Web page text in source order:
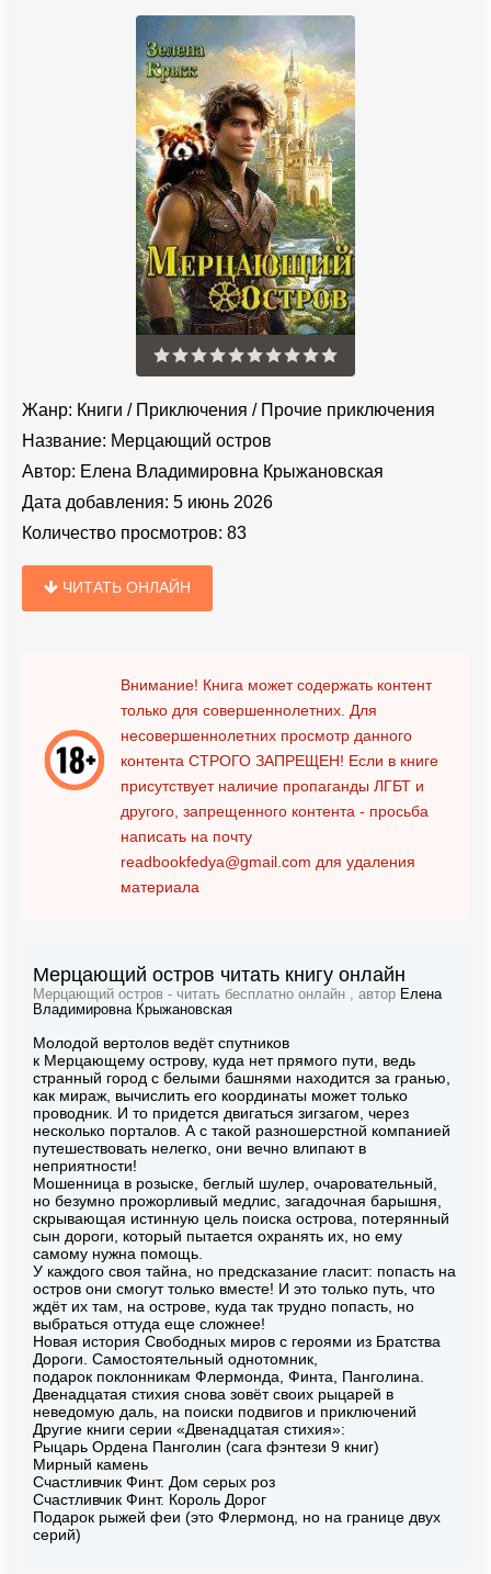
Жанр: Книги / Приключения / Прочие приключения
Название: Мерцающий остров
Автор: Елена Владимировна Крыжановская
Дата добавления: 5 июнь 2026
Количество просмотров: 83
ЧИТАТЬ ОНЛАЙН
Внимание! Книга может содержать контент
только для совершеннолетних. Для
несовершеннолетних просмотр данного
контента СТРОГО ЗАПРЕЩЕН! Если в книге
присутствует наличие пропаганды ЛГБТ и
другого, запрещенного контента - просьба
написать на почту
readbookfedya@gmail.com для удаления
материала
Мерцающий остров читать книгу онлайн
Мерцающий остров - читать бесплатно онлайн , автор Елена
Владимировна Крыжановская
Молодой вертолов ведёт спутников
к Мерцающему острову, куда нет прямого пути, ведь
странный город с белыми башнями находится за гранью,
как мираж, вычислить его координаты может только
проводник. И то придется двигаться зигзагом, через
несколько порталов. А с такой разношерстной компанией
путешествовать нелегко, они вечно влипают в
неприятности!
Мошенница в розыске, беглый шулер, очаровательный,
но безумно прожорливый медлис, загадочная барышня,
скрывающая истинную цель поиска острова, потерянный
сын дороги, который пытается охранять их, но ему
самому нужна помощь.
У каждого своя тайна, но предсказание гласит: попасть на
остров они смогут только вместе! И это только путь, что
ждёт их там, на острове, куда так трудно попасть, но
выбраться оттуда еще сложнее!
Новая история Свободных миров с героями из Братства
Дороги. Самостоятельный однотомник,
подарок поклонникам Флермонда, Финта, Панголина.
Двенадцатая стихия снова зовёт своих рыцарей в
неведомую даль, на поиски подвигов и приключений
Другие книги серии «Двенадцатая стихия»:
Рыцарь Ордена Панголин (сага фэнтези 9 книг)
Мирный камень
Счастливчик Финт. Дом серых роз
Счастливчик Финт. Король Дорог
Подарок рыжей феи (это Флермонд, но на границе двух
серий)